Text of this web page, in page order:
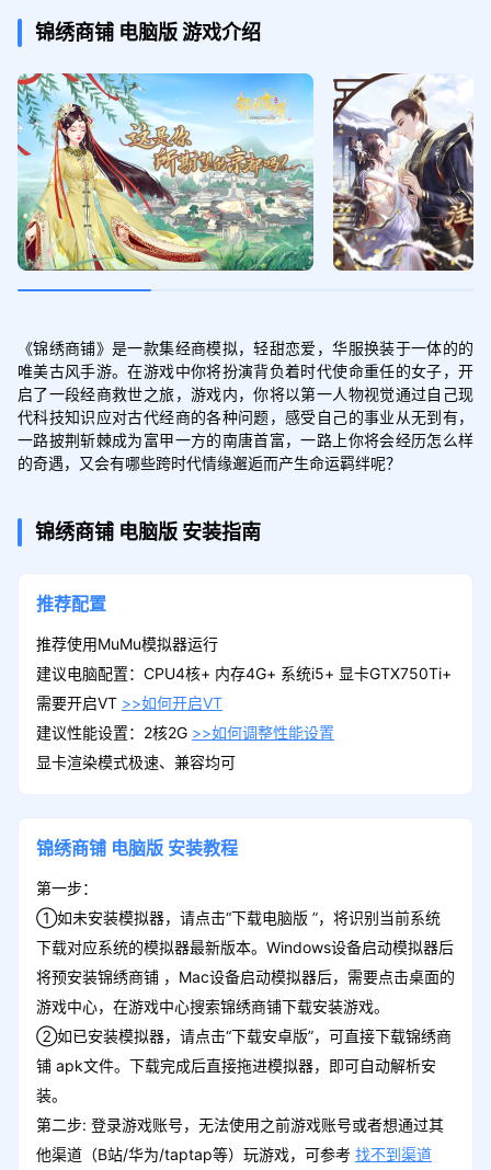
锦绣商铺 电脑版游戏介绍
《锦绣商铺》是一款集经商模拟，轻甜恋爱，华服换装于一体的的
唯美古风手游。在游戏中你将扮演背负着时代使命重任的女子，开
启了一段经商救世之旅，游戏内，你将以第一人物视觉通过自己现
代科技知识应对古代经商的各种问题，感受自己的事业从无到有，
一路披荆斩棘成为富甲一方的南唐首富，一路上你将会经历怎么样
的奇遇，又会有哪些跨时代情缘邂逅而产生命运羁绊呢？
锦绣商铺 电脑版 安装指南
推荐配置
推荐使用MuMu模拟器运行
建议电脑配置：CPU4核+ 内存4G+ 系统i5+ 显卡GTX750Ti+
需要开启VT >>如何开启VT
建议性能设置：2核2G >>如何调整性能设置
显卡渲染模式极速、兼容均可
锦绣商铺 电脑版 安装教程
第一步：
①如未安装模拟器，请点击“下载电脑版 ”，将识别当前系统
下载对应系统的模拟器最新版本。Windows设备启动模拟器后
将预安装锦绣商铺 ，Mac设备启动模拟器后，需要点击桌面的
游戏中心，在游戏中心搜索锦绣商铺下载安装游戏。
②如已安装模拟器，请点击“下载安卓版”，可直接下载锦绣商
铺 apk文件。下载完成后直接拖进模拟器，即可自动解析安
装。
第二步: 登录游戏账号，无法使用之前游戏账号或者想通过其
他渠道（B站/华为/taptap等）玩游戏，可参考 找不到渠道